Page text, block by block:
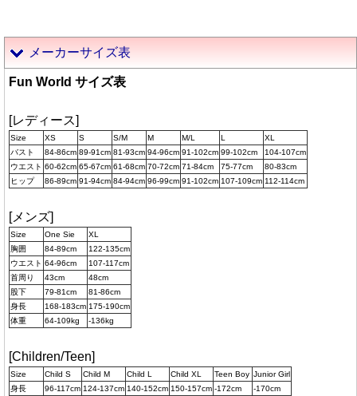
メーカーサイズ表
Fun World サイズ表
[レディース]
Size XS S S/M M M/L L
XL
バスト
84-86cm 89-91cm 81-93cm 94-96cm 91-102cm 99-102cm
104-107cm
ウエスト 60-62cm 65-67cm 61-68cm 70-72cm 71-84cm 75-77cm
80-83cm
ヒップ
86-89cm 91-94cm 84-94cm 96-99cm 91-102cm 107-109cm 112-114cm
[メンズ]
Size One Sie
XL
胸囲
84-89cm
122-135cm
ウエスト 64-96cm
107-117cm
首周り
43cm
48cm
股下
79-81cm
81-86cm
身長
168-183cm 175-190cm
体重
64-109kg -136kg
[Children/Teen]
Size Child S Child M Child L Child XL Teen Boy Junior Girl
身長
96-117cm 124-137cm 140-152cm 150-157cm -172cm
-170cm